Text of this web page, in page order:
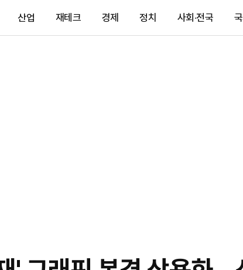
산업 재테크 경제 정치 사회·전국 국